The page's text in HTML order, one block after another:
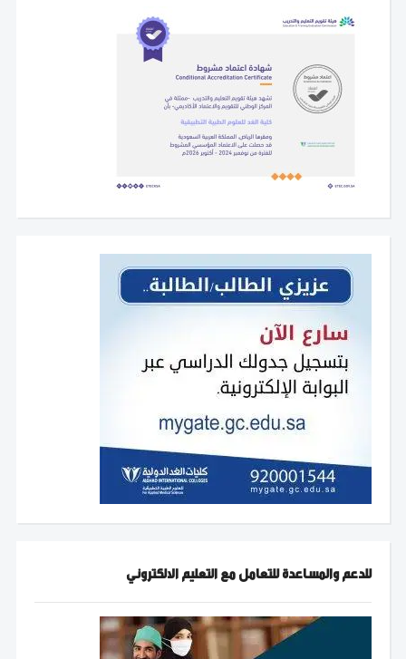
للدعم والمساعدة للتعامل مع التعليم الالكتروني